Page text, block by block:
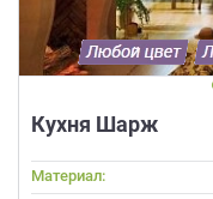
Кухня Шарж
Материал: